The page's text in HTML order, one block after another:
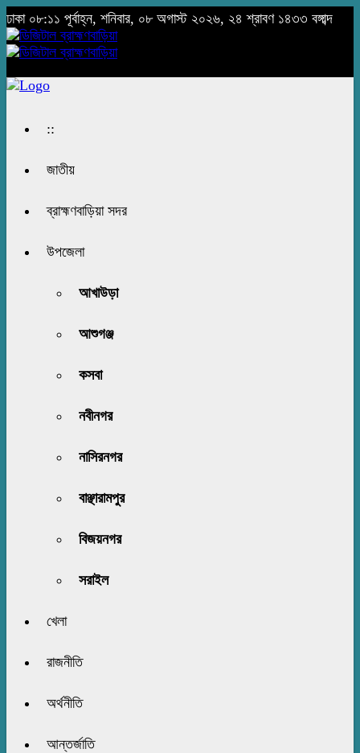
ঢাকা ০৮:১১ পূর্বাহ্ন, শনিবার, ০৮ অগাস্ট ২০২৬, ২৪ শ্রাবণ ১৪৩৩ বঙ্গাব্দ
::
জাতীয়
ব্রাহ্মণবাড়িয়া সদর
উপজেলা
আখাউড়া
আশুগঞ্জ
কসবা
নবীনগর
নাসিরনগর
বাঞ্ছারামপুর
বিজয়নগর
সরাইল
খেলা
রাজনীতি
অর্থনীতি
আন্তর্জাতি